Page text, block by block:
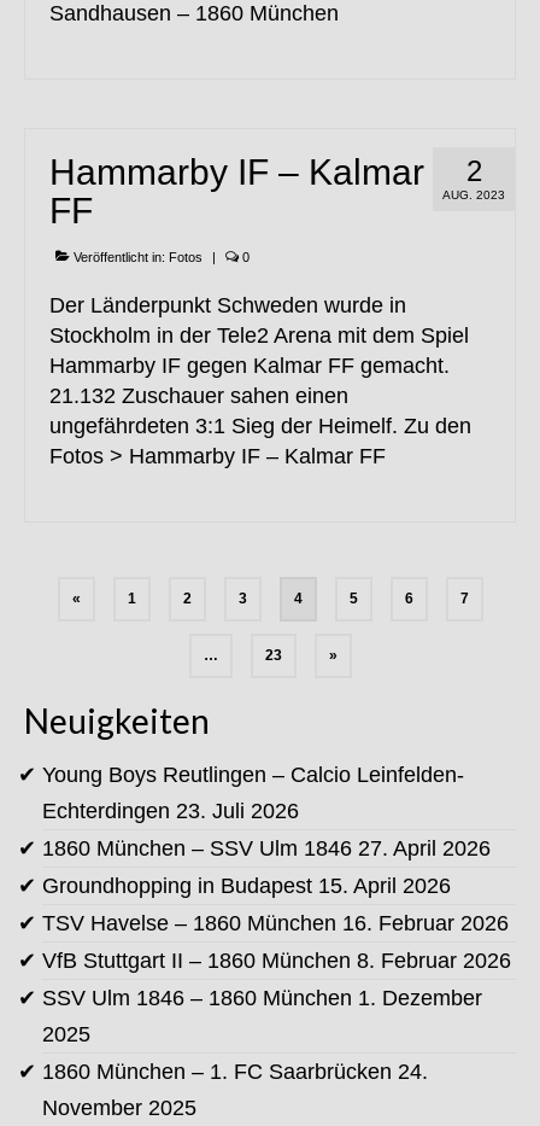
Sandhausen – 1860 München
2
AUG. 2023
Hammarby IF – Kalmar
FF
Veröffentlicht in: Fotos | 0
Der Länderpunkt Schweden wurde in
Stockholm in der Tele2 Arena mit dem Spiel
Hammarby IF gegen Kalmar FF gemacht.
21.132 Zuschauer sahen einen
ungefährdeten 3:1 Sieg der Heimelf. Zu den
Fotos > Hammarby IF – Kalmar FF
Seitennummerierung
« 1 2 3 4 5 6 7
… 23 »
Neuigkeiten
Young Boys Reutlingen – Calcio Leinfelden-
Echterdingen 23. Juli 2026
1860 München – SSV Ulm 1846 27. April 2026
Groundhopping in Budapest 15. April 2026
TSV Havelse – 1860 München 16. Februar 2026
VfB Stuttgart II – 1860 München 8. Februar 2026
SSV Ulm 1846 – 1860 München 1. Dezember
2025
1860 München – 1. FC Saarbrücken 24.
November 2025